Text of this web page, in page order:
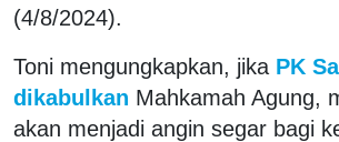
(4/8/2024).
Toni mengungkapkan, jika PK
dikabulkan Mahkamah Agung,
akan menjadi angin segar bagi